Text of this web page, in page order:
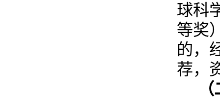
球科
等奖
的，
荐，